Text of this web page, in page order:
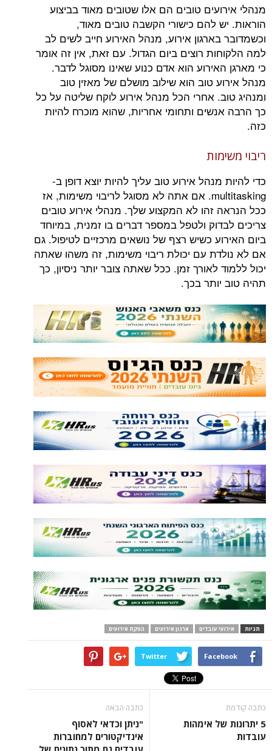
מנהלי אירועים טובים הם אלו שטובים מאוד בביצוע
הוראות. יש להם כישורי הקשבה טובים מאוד,
וכשמדובר בארגון אירוע, מנהל האירוע חייב לשים לב
למה הלקוחות רוצים ביום הגדול. עם זאת, אין זה אומר
כי מארגן האירוע הוא אדם כנוע שאינו מסוגל לדבר.
מנהל אירוע טוב הוא שילוב מושלם של מאזין טוב
ומנהיג טוב. אחרי הכל מנהל אירוע לוקח שליטה על כל
כך הרבה אנשים ותחומי אחריות, שהוא מוכרח להיות
כזה.
ריבוי משימות
כדי להיות מנהל אירוע טוב עליך להיות יוצא דופן ב-
multitasking. אם אתה לא מסוגל לריבוי משימות, אז
ככל הנראה זהו לא המקצוע שלך. מנהלי אירוע טובים
צריכים לבדוק ולטפל במספר דברים בו זמנית, במיוחד
ביום האירוע כשיש רצף של נושאים מרכזיים לטיפול. גם
אם לא נולדת עם יכולת ריבוי משימות, זה משהו שאתה
יכול ללמוד לאורך זמן. ככל שאתה צובר יותר ניסיון, כך
תהיה טוב יותר בכך.
תגיות אירועי עובדים ארגון אירועים הפקת אירועים
Facebook
Twitter
כתבה קודמת
5 יתרונות של אימהות
עובדות
כתבה הבאה
"ניתן וכדאי לאסוף
אינדיקטורים למחוברות